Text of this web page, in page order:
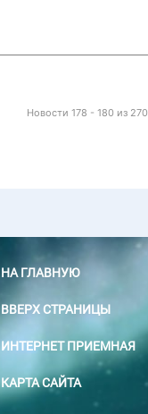
Новости 178 - 180 из 270
НА ГЛАВНУЮ
ВВЕРХ СТРАНИЦЫ
ИНТЕРНЕТ ПРИЕМНАЯ
КАРТА САЙТА